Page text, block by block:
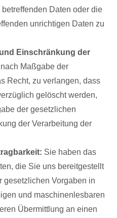
Daten oder die
unrichtigen Daten zu
Einschränkung der
Maßgabe der
Recht, zu verlangen, dass
gelöscht werden,
der gesetzlichen
der Verarbeitung der
Sie haben das
die Sie uns bereitgestellt
gesetzlichen Vorgaben in
und maschinenlesbaren
Übermittlung an einen